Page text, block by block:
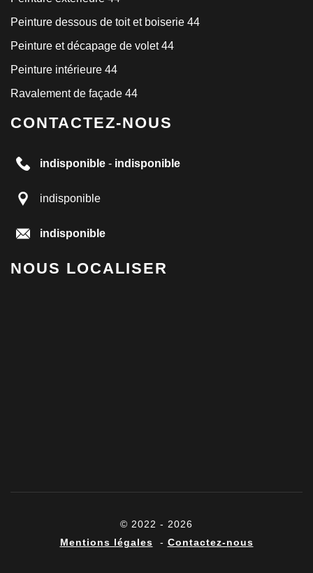
Peinture dessous de toit et boiserie 44
Peinture et décapage de volet 44
Peinture intérieure 44
Ravalement de façade 44
CONTACTEZ-NOUS
indisponible - indisponible
indisponible
indisponible
NOUS LOCALISER
© 2022 - 2026
Mentions légales - Contactez-nous